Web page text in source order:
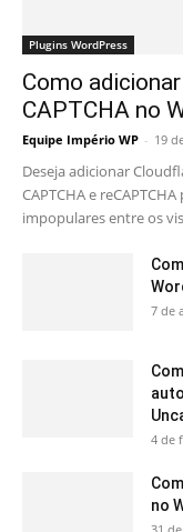
Plugins WordPress
Como
CAPTCHA no
Equipe Império WP - 19
Deseja adicionar
CAPTCHA e
impopulares entre os
7 de
4 de
no